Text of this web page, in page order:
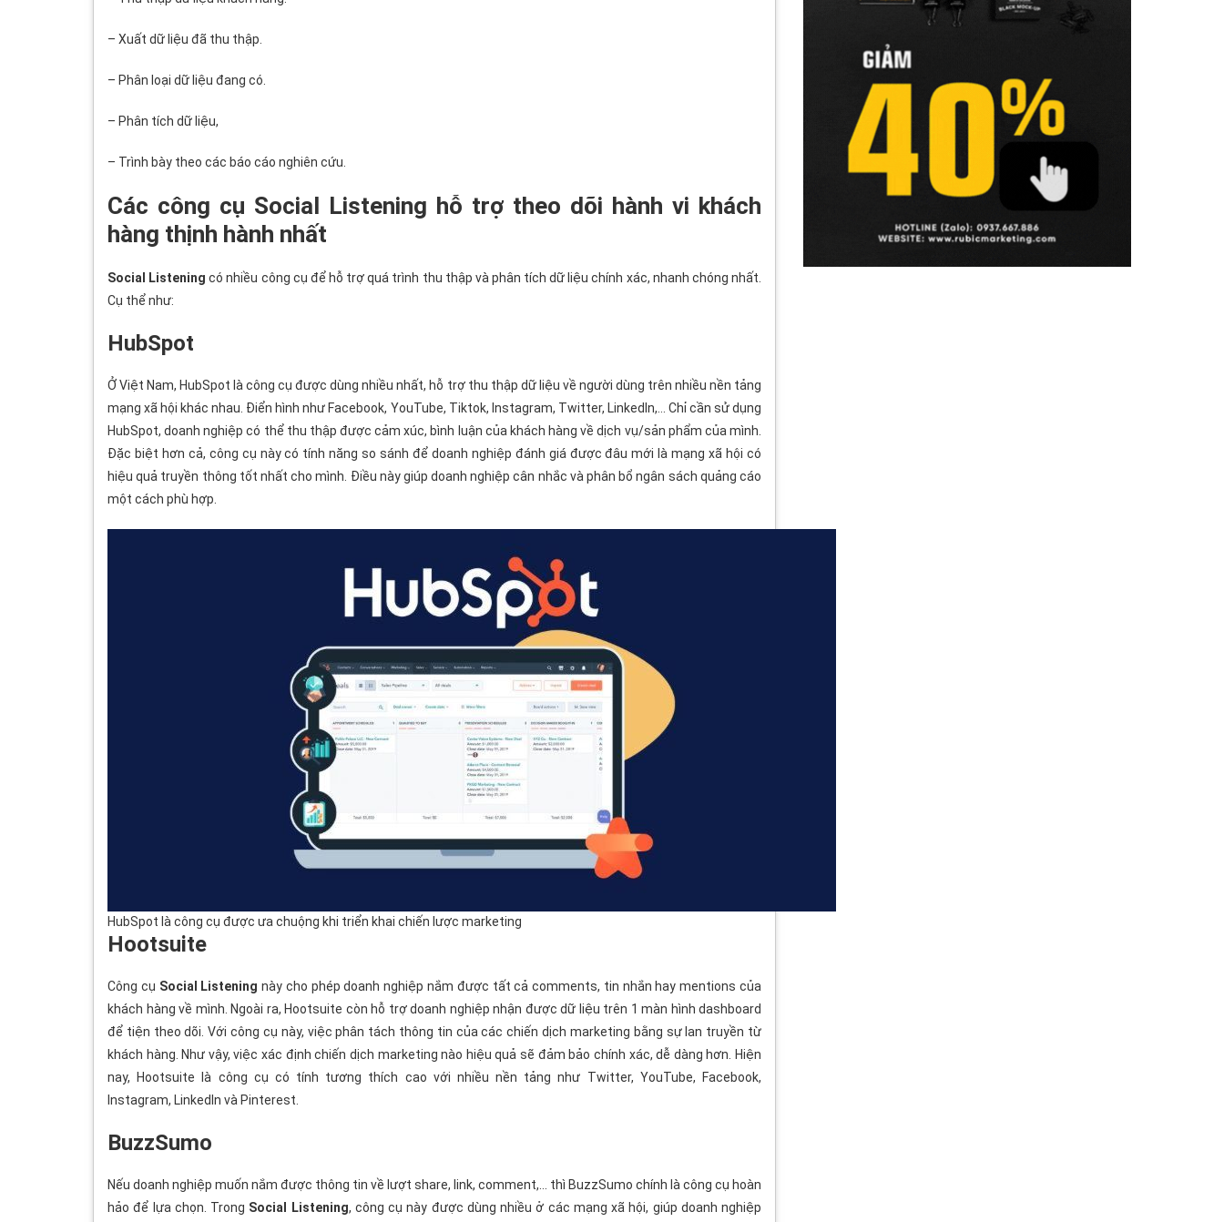
– Xuất dữ liệu đã thu thập.
– Phân loại dữ liệu đang có.
– Phân tích dữ liệu,
– Trình bày theo các báo cáo nghiên cứu.
Các công cụ Social Listening hỗ trợ theo dõi hành vi khách
hàng thịnh hành nhất
Social Listening có nhiều công cụ để hỗ trợ quá trình thu thập và phân tích dữ liệu chính xác, nhanh chóng nhất.
Cụ thể như:
HubSpot
Ở Việt Nam, HubSpot là công cụ được dùng nhiều nhất, hỗ trợ thu thập dữ liệu về người dùng trên nhiều nền tảng
mạng xã hội khác nhau. Điển hình như Facebook, YouTube, Tiktok, Instagram, Twitter, LinkedIn,… Chỉ cần sử dụng
HubSpot, doanh nghiệp có thể thu thập được cảm xúc, bình luận của khách hàng về dịch vụ/sản phẩm của mình.
Đặc biệt hơn cả, công cụ này có tính năng so sánh để doanh nghiệp đánh giá được đâu mới là mạng xã hội có
hiệu quả truyền thông tốt nhất cho mình. Điều này giúp doanh nghiệp cân nhắc và phân bổ ngân sách quảng cáo
một cách phù hợp.
HubSpot là công cụ được ưa chuộng khi triển khai chiến lược marketing
Hootsuite
Công cụ Social Listening này cho phép doanh nghiệp nắm được tất cả comments, tin nhắn hay mentions của
khách hàng về mình. Ngoài ra, Hootsuite còn hỗ trợ doanh nghiệp nhận được dữ liệu trên 1 màn hình dashboard
để tiện theo dõi. Với công cụ này, việc phân tách thông tin của các chiến dịch marketing bằng sự lan truyền từ
khách hàng. Như vậy, việc xác định chiến dịch marketing nào hiệu quả sẽ đảm bảo chính xác, dễ dàng hơn. Hiện
nay, Hootsuite là công cụ có tính tương thích cao với nhiều nền tảng như Twitter, YouTube, Facebook,
Instagram, LinkedIn và Pinterest.
BuzzSumo
Nếu doanh nghiệp muốn nắm được thông tin về lượt share, link, comment,… thì BuzzSumo chính là công cụ hoàn
hảo để lựa chọn. Trong Social Listening, công cụ này được dùng nhiều ở các mạng xã hội, giúp doanh nghiệp